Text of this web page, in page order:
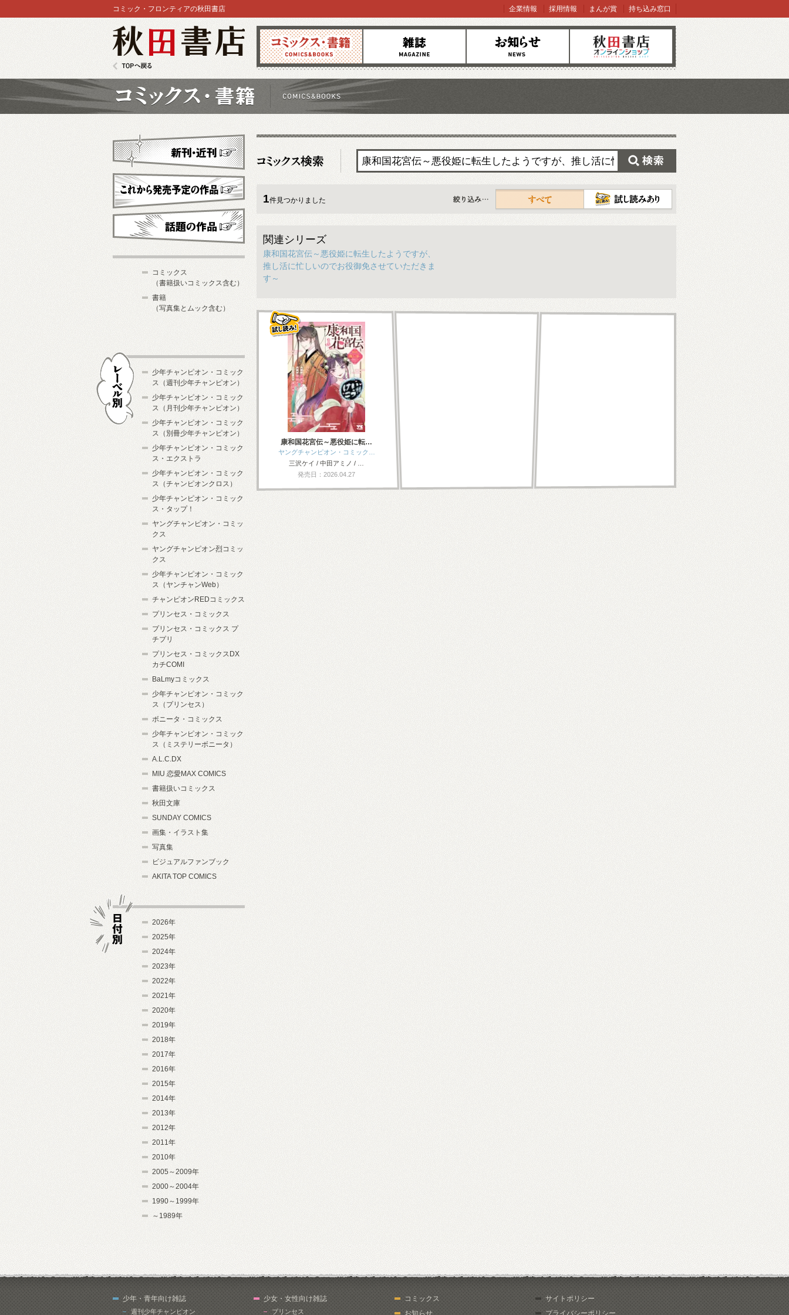
コミックス 雑誌 お知らせ オンラインショップ
コミック・フロンティアの秋田書店 企業情報 採用情報 まんが賞 持ち込み窓口
1件見つかりました
すべて
関連シリーズ
康和国花宮伝～悪役姫に転生したようですが、
推し活に忙しいのでお役御免させていただきま
す～
康和国花宮伝～悪役姫に転…
ヤングチャンピオン・コミック…
三沢ケイ / 中田アミノ / …
発売日：2026.04.27
新刊・近刊
これから発売予定
コミックス
（書籍扱いコミックス含む）
書籍
（写真集とムック含む）
少年チャンピオン・コミック
ス（週刊少年チャンピオン）
少年チャンピオン・コミック
ス（月刊少年チャンピオン）
少年チャンピオン・コミック
ス（別冊少年チャンピオン）
少年チャンピオン・コミック
ス・エクストラ
少年チャンピオン・コミック
ス（チャンピオンクロス）
少年チャンピオン・コミック
ス・タップ！
ヤングチャンピオン・コミッ
クス
ヤングチャンピオン烈コミッ
クス
少年チャンピオン・コミック
ス（ヤンチャンWeb）
チャンピオンREDコミックス
プリンセス・コミックス
プリンセス・コミックス プ
チプリ
プリンセス・コミックスDX
カチCOMI
BaLmyコミックス
少年チャンピオン・コミック
ス（プリンセス）
ボニータ・コミックス
少年チャンピオン・コミック
ス（ミステリーボニータ）
A.L.C.DX
MIU 恋愛MAX COMICS
書籍扱いコミックス
秋田文庫
SUNDAY COMICS
画集・イラスト集
写真集
ビジュアルファンブック
AKITA TOP COMICS
2026年
2025年
2024年
2023年
2022年
2021年
2020年
2019年
2018年
2017年
2016年
2015年
2014年
2013年
2012年
2011年
2010年
2005～2009年
2000～2004年
1990～1999年
～1989年
少年・青年向け雑誌
週刊少年チャンピオン
少女・女性向け雑誌
プリンセス
コミックス
お知らせ
サイトポリシー
プライバシーポリシー